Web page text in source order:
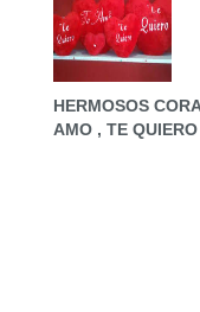
HERMOSOS
AMO , TE